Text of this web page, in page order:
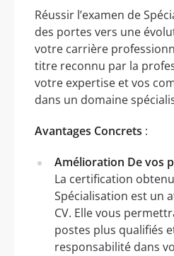
Réussir l’examen de
des portes vers une
votre carrière
titre reconnu par la
votre expertise et vos
dans un domaine
Avantages Concrets :
Amélioration De vos
La certification
Spécialisation est un
CV. Elle vous
postes plus qualifiés
responsabilité dans